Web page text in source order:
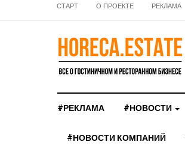
СТАРТ О ПРОЕКТЕ РЕКЛАМА
#РЕКЛАМА #НОВОСТИ
#НОВОСТИ КОМПАНИЙ